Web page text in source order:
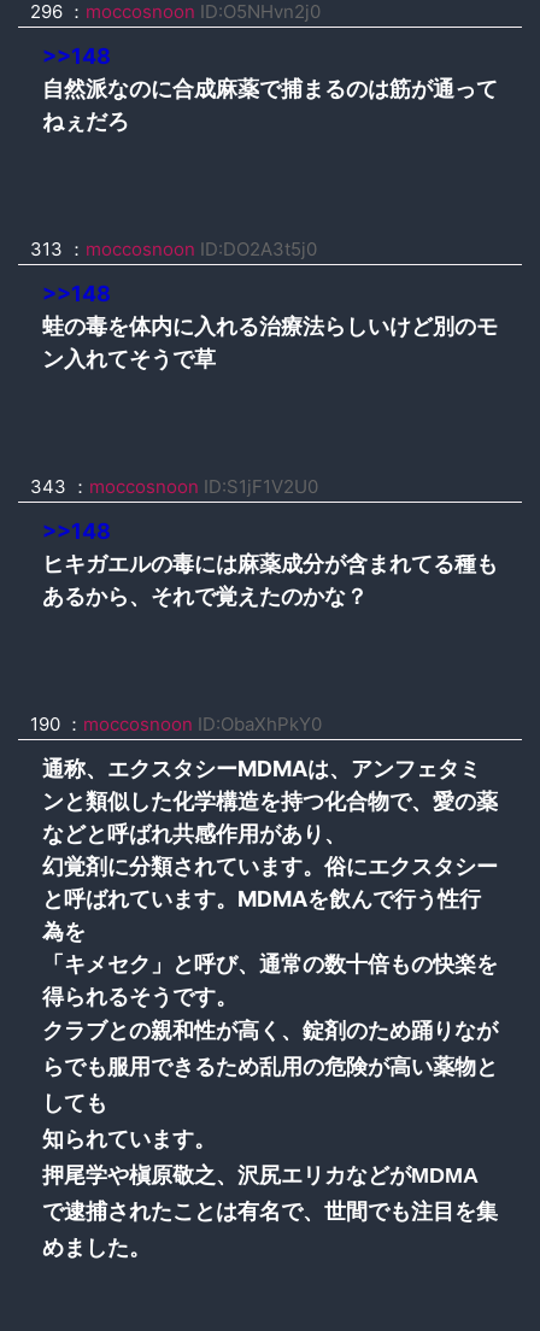
296 ： moccosnoon ID:O5NHvn2j0
>>148
自然派なのに合成麻薬で捕まるのは筋が通って
ねぇだろ
313 ： moccosnoon ID:DO2A3t5j0
>>148
蛙の毒を体内に入れる治療法らしいけど別のモ
ン入れてそうで草
343 ： moccosnoon ID:S1jF1V2U0
>>148
ヒキガエルの毒には麻薬成分が含まれてる種も
あるから、それで覚えたのかな？
190 ： moccosnoon ID:ObaXhPkY0
通称、エクスタシーMDMAは、アンフェタミ
ンと類似した化学構造を持つ化合物で、愛の薬
などと呼ばれ共感作用があり、
幻覚剤に分類されています。俗にエクスタシー
と呼ばれています。MDMAを飲んで行う性行
為を
「キメセク」と呼び、通常の数十倍もの快楽を
得られるそうです。
クラブとの親和性が高く、錠剤のため踊りなが
らでも服用できるため乱用の危険が高い薬物と
しても
知られています。
押尾学や槇原敬之、沢尻エリカなどがMDMA
で逮捕されたことは有名で、世間でも注目を集
めました。